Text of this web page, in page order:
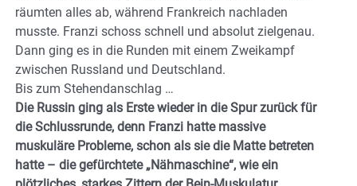
räumten alles ab, während Frankreich nachladen
musste. Franzi schoss schnell und absolut zielgenau.
Dann ging es in die Runden mit einem Zweikampf
zwischen Russland und Deutschland.
Bis zum Stehendanschlag …
Die Russin ging als Erste wieder in die Spur zurück für
die Schlussrunde, denn Franzi hatte massive
muskuläre Probleme, schon als sie die Matte betreten
hatte – die gefürchtete „Nähmaschine“, wie ein